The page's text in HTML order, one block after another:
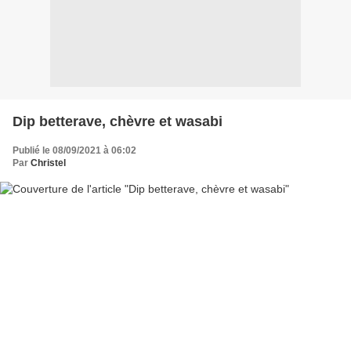
Dip betterave, chèvre et wasabi
Publié le 08/09/2021 à 06:02
Par Christel